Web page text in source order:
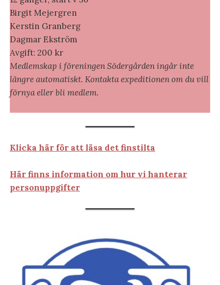
Birgit Mejergren
Kerstin Granberg
Dagmar Ekström
Avgift: 200 kr
Medlemskap i föreningen Södergården ingår inte
längre automatiskt. Kontakta expeditionen om du vill
förnya eller bli medlem.
Klicka här för att läsa det finstilta
Här finns information om hur vi hanterar
personuppgifter